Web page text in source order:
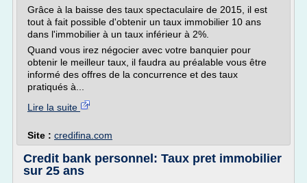
Grâce à la baisse des taux spectaculaire de 2015, il est
tout à fait possible d'obtenir un taux immobilier 10 ans
dans l'immobilier à un taux inférieur à 2%.
Quand vous irez négocier avec votre banquier pour
obtenir le meilleur taux, il faudra au préalable vous être
informé des offres de la concurrence et des taux
pratiqués à...
Lire la suite
Site : credifina.com
Credit bank personnel: Taux pret immobilier
sur 25 ans